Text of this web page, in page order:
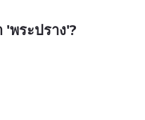
'พระปราง'?